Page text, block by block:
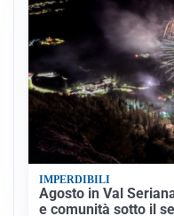
IMPERDIBILI
Agosto in Val
e comunità sotto il